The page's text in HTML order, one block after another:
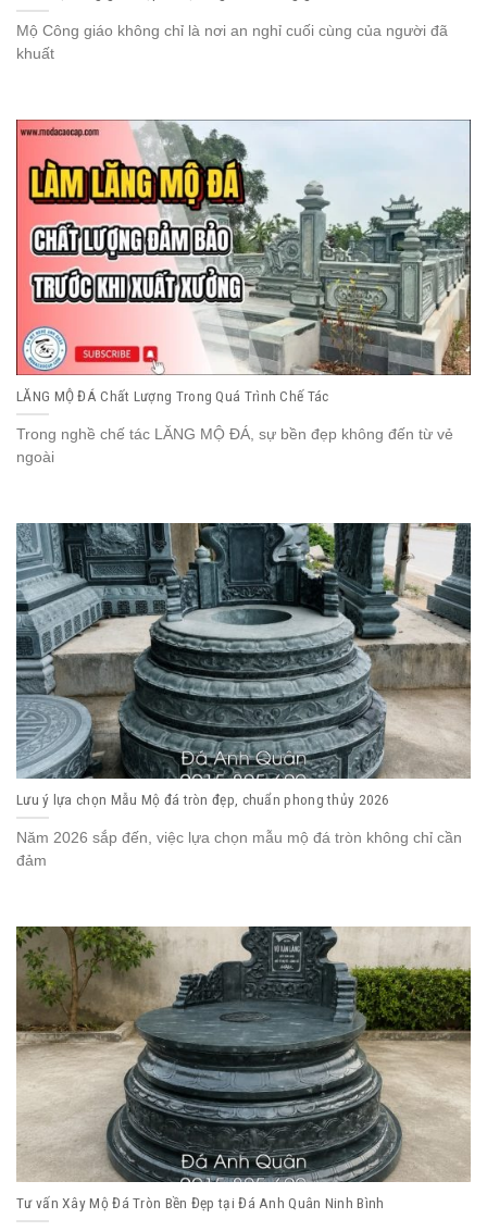
Mộ Công giáo không chỉ là nơi an nghỉ cuối cùng của người đã
khuất
LĂNG MỘ ĐÁ Chất Lượng Trong Quá Trình Chế Tác
Trong nghề chế tác LĂNG MỘ ĐÁ, sự bền đẹp không đến từ vẻ
ngoài
Lưu ý lựa chọn Mẫu Mộ đá tròn đẹp, chuẩn phong thủy 2026
Năm 2026 sắp đến, việc lựa chọn mẫu mộ đá tròn không chỉ cần
đảm
Tư vấn Xây Mộ Đá Tròn Bền Đẹp tại Đá Anh Quân Ninh Bình